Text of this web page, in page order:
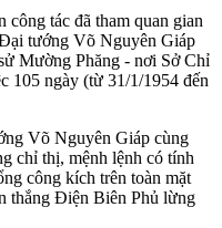
tác đã tham quan gian
tướng Võ Nguyên Giáp
Mường Phăng - nơi Sở Chỉ
105 ngày (từ 31/1/1954 đến
Võ Nguyên Giáp cùng
chỉ thị, mệnh lệnh có tính
công kích trên toàn mặt
thắng Điện Biên Phủ lừng